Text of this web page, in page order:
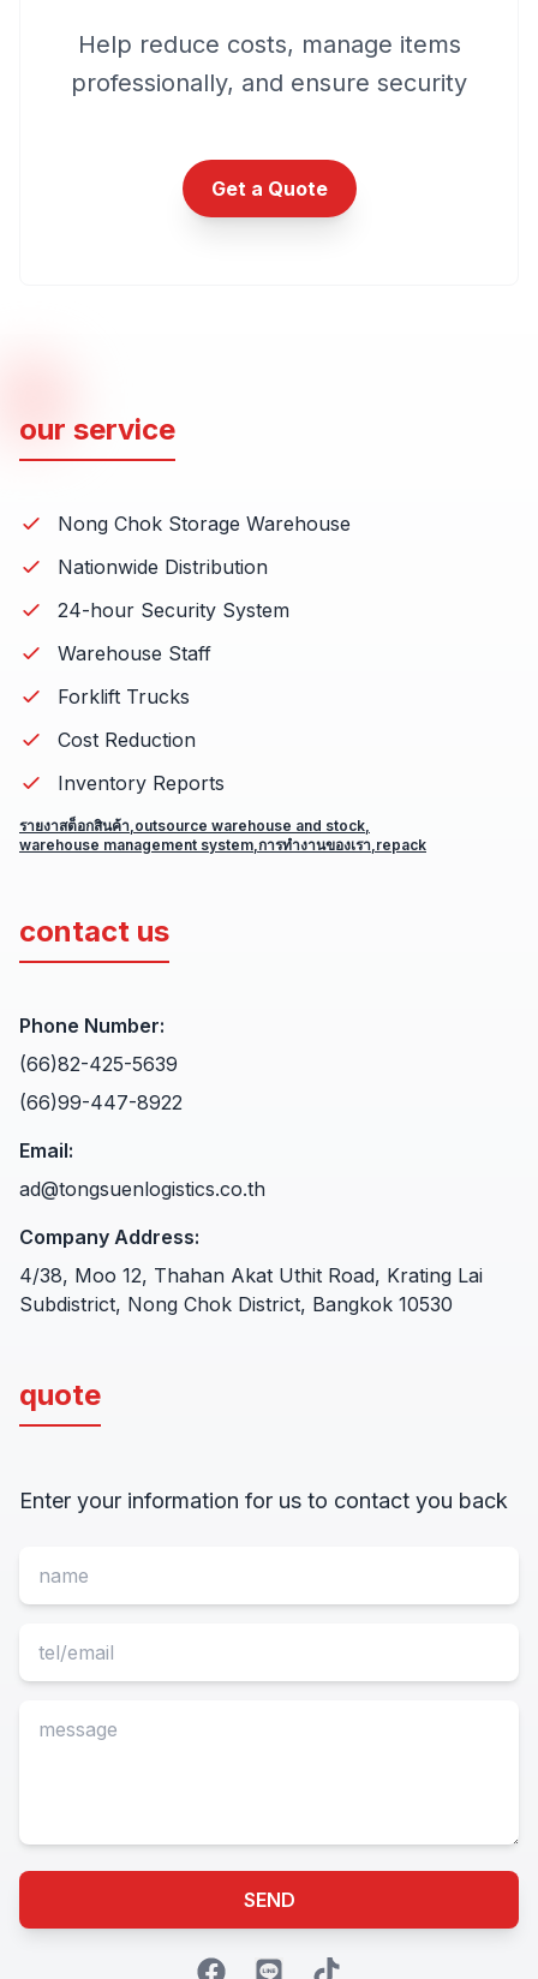
Help reduce costs, manage items
professionally, and ensure security
Get a Quote
our service
Nong Chok Storage Warehouse
Nationwide Distribution
24-hour Security System
Warehouse Staff
Forklift Trucks
Cost Reduction
Inventory Reports
รายงาสต็อกสินค้า,outsource warehouse and stock,
warehouse management system,การทำงานของเรา,repack
contact us
Phone Number:
(66)82-425-5639
(66)99-447-8922
Email:
ad@tongsuenlogistics.co.th
Company Address:
4/38, Moo 12, Thahan Akat Uthit Road, Krating Lai
Subdistrict, Nong Chok District, Bangkok 10530
quote
Enter your information for us to contact you back
SEND
facebook
line tiktok